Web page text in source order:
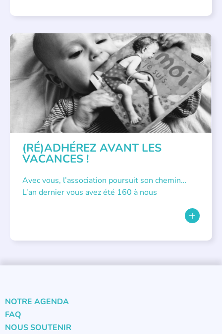
APPEL À SOUTIEN
(RÉ)ADHÉREZ AVANT LES
VACANCES !
Avec vous, l’association poursuit son chemin…
L’an dernier vous avez été 160 à nous
NOTRE AGENDA
FAQ
NOUS SOUTENIR